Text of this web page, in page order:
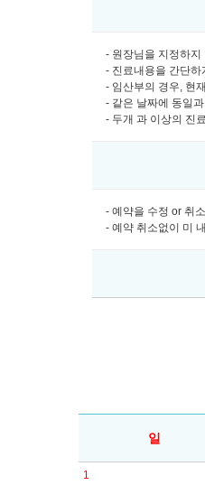
- 원장님을 지정하지
- 진료내용을 간단하
- 임산부의 경우, 현
- 같은 날짜에 동일
- 두개 과 이상의 진
- 예약을 수정 or 취
- 예약 취소없이 미
일
1